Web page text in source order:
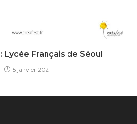
Lycée Français de Séoul
5 janvier 2021